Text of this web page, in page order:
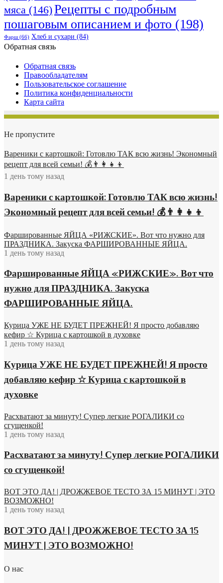
мяса (146)Рецепты с подробным
пошаговым описанием и фото (198)
Фарш(66) Хлеб и сухари (84)
Обратная связь
Обратная связь
Правообладателям
Пользовательское соглашение
Политика конфиденциальности
Карта сайта
Не пропустите
Вареники с картошкой: Готовлю ТАК всю жизнь! Экономный
рецепт для всей семьи! 💰👨👩👧👦
1 день тому назад
Вареники с картошкой: Готовлю ТАК всю жизнь!
Экономный рецепт для всей семьи! 💰👨👩👧👦
Фаршированные ЯЙЦА «РИЖСКИЕ». Вот что нужно для
ПРАЗДНИКА. Закуска ФАРШИРОВАННЫЕ ЯЙЦА.
1 день тому назад
Фаршированные ЯЙЦА «РИЖСКИЕ». Вот что
нужно для ПРАЗДНИКА. Закуска
ФАРШИРОВАННЫЕ ЯЙЦА.
Курица УЖЕ НЕ БУДЕТ ПРЕЖНЕЙ! Я просто добавляю
кефир ☆ Курица с картошкой в духовке
1 день тому назад
Курица УЖЕ НЕ БУДЕТ ПРЕЖНЕЙ! Я просто
добавляю кефир ☆ Курица с картошкой в
духовке
Расхватают за минуту! Супер легкие РОГАЛИКИ со
сгущенкой!
1 день тому назад
Расхватают за минуту! Супер легкие РОГАЛИКИ
со сгущенкой!
ВОТ ЭТО ДА! | ДРОЖЖЕВОЕ ТЕСТО ЗА 15 МИНУТ | ЭТО
ВОЗМОЖНО!
1 день тому назад
ВОТ ЭТО ДА! | ДРОЖЖЕВОЕ ТЕСТО ЗА 15
МИНУТ | ЭТО ВОЗМОЖНО!
О нас